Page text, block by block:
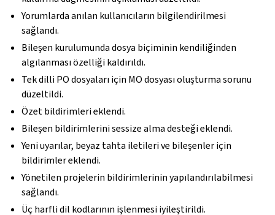
Yorumlarda anılan kullanıcıların bilgilendirilmesi
sağlandı.
Bileşen kurulumunda dosya biçiminin kendiliğinden
algılanması özelliği kaldırıldı.
Tek dilli PO dosyaları için MO dosyası oluşturma sorunu
düzeltildi.
Özet bildirimleri eklendi.
Bileşen bildirimlerini sessize alma desteği eklendi.
Yeni uyarılar, beyaz tahta iletileri ve bileşenler için
bildirimler eklendi.
Yönetilen projelerin bildirimlerinin yapılandırılabilmesi
sağlandı.
Üç harfli dil kodlarının işlenmesi iyileştirildi.